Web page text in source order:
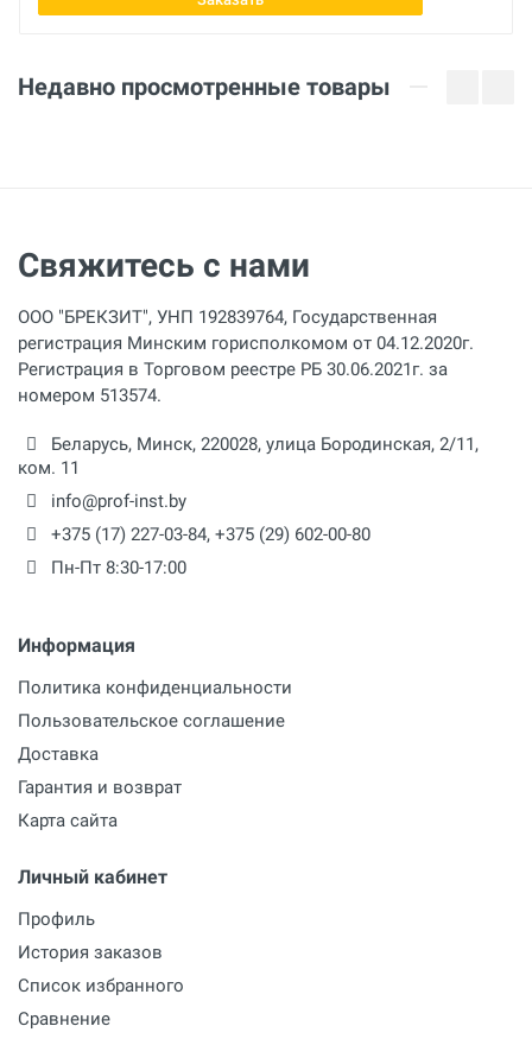
Недавно просмотренные товары
Свяжитесь с нами
ООО "БРЕКЗИТ", УНП 192839764, Государственная
регистрация Минским горисполкомом от 04.12.2020г.
Регистрация в Торговом реестре РБ 30.06.2021г. за
номером 513574.
Беларусь, Минск, 220028, улица Бородинская, 2/11,
ком. 11
info@prof-inst.by
+375 (17) 227-03-84, +375 (29) 602-00-80
Пн-Пт 8:30-17:00
Информация
Политика конфиденциальности
Пользовательское соглашение
Доставка
Гарантия и возврат
Карта сайта
Личный кабинет
Профиль
История заказов
Список избранного
Сравнение